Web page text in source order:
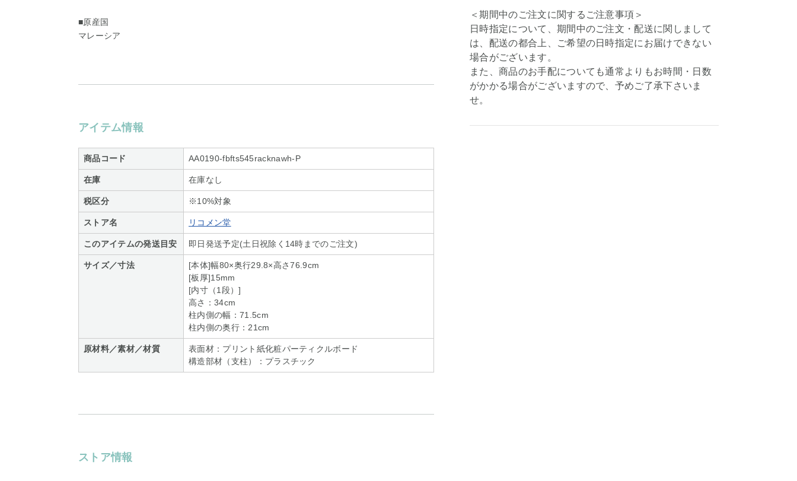
■原産国
マレーシア
アイテム情報
商品コード AA0190-fbfts545racknawh-P
在庫 在庫なし
税区分 ※10%対象
ストア名 リコメン堂
このアイテムの発送目安 即日発送予定(土日祝除く14時までのご注文)
サイズ／寸法
[本体]幅80×奥行29.8×高さ76.9cm
[板厚]15mm
[内寸（1段）]
高さ：34cm
柱内側の幅：71.5cm
柱内側の奥行：21cm
原材料／素材／材質
表面材：プリント紙化粧パーティクルボード
構造部材（支柱）：プラスチック
ストア情報
＜期間中のご注文に関するご注意事項＞
日時指定について、期間中のご注文・配送に関しまして
は、配送の都合上、ご希望の日時指定にお届けできない
場合がございます。
また、商品のお手配についても通常よりもお時間・日数
がかかる場合がございますので、予めご了承下さいま
せ。